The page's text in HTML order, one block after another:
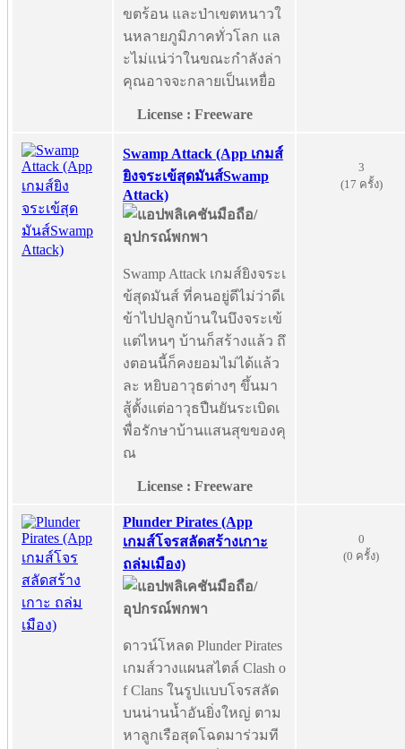
ขตร้อน และป่าเขตหนาวใ
นหลายภูมิภาคทั่วโลก แล
ะไม่แน่ว่าในขณะกำลังล่า
คุณอาจจะกลายเป็นเหยื่อ
License : Freeware
Swamp Attack (App เกมส์
ยิงจระเข้สุดมันส์Swamp
Attack)
Swamp Attack เกมส์ยิงจระเ
ข้สุดมันส์ ที่คนอยู่ดีไม่ว่าดีเ
ข้าไปปลูกบ้านในบึงจระเข้
แต่ไหนๆ บ้านก็สร้างแล้ว ถึ
งตอนนี้ก็คงยอมไม่ได้แล้ว
ละ หยิบอาวุธต่างๆ ขึ้นมา
สู้ตั้งแต่อาวุธปืนยันระเบิดเ
พื่อรักษาบ้านแสนสุขของคุ
ณ
License : Freeware
3
(17 ครั้ง)
Plunder Pirates (App
เกมส์โจรสลัดสร้างเกาะ
ถล่มเมือง)
ดาวน์โหลด Plunder Pirates
เกมส์วางแผนสไตล์ Clash o
f Clans ในรูปแบบโจรสลัด
บนน่านน้ำอันยิ่งใหญ่ ตาม
หาลูกเรือสุดโฉดมาร่วมที
0
(0 ครั้ง)